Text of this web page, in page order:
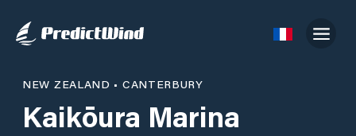
NEW ZEALAND • CANTERBURY
Kaikōura Marina